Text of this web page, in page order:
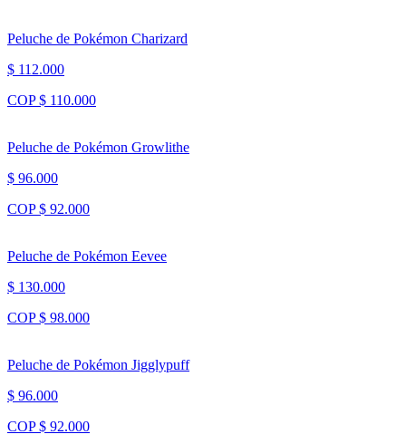
Peluche de Pokémon Charizard
$ 112.000
COP $ 110.000
Peluche de Pokémon Growlithe
$ 96.000
COP $ 92.000
Peluche de Pokémon Eevee
$ 130.000
COP $ 98.000
Peluche de Pokémon Jigglypuff
$ 96.000
COP $ 92.000